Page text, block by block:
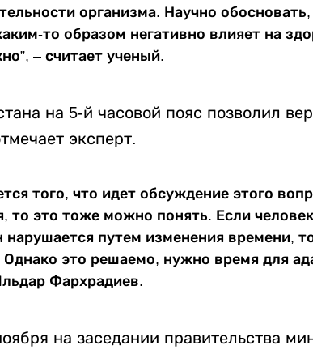
организма. Научно
то образом негативно влияет на
– считает ученый.
на 5-й часовой пояс позволил
эксперт.
того, что идет обсуждение этого
то это тоже можно понять. Если
нарушается путем изменения времени,
Однако это решаемо, нужно время для
Фархрадиев.
на заседании правительства